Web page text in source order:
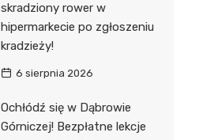
skradziony rower w
hipermarkecie po zgłoszeniu
kradzieży!
6 sierpnia 2026
Ochłódź się w Dąbrowie
Górniczej! Bezpłatne lekcje